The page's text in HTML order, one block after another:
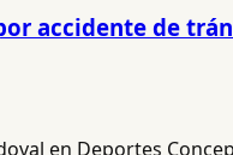
accidente de